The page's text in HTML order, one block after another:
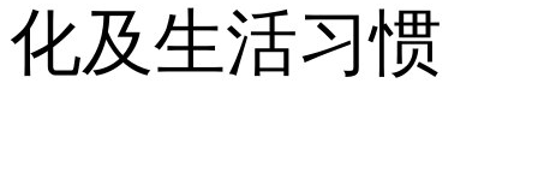
化及生活习惯